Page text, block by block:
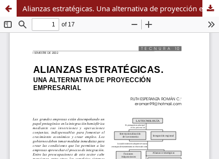
Alianzas estratégicas. Una alternativa de proyección empresarial